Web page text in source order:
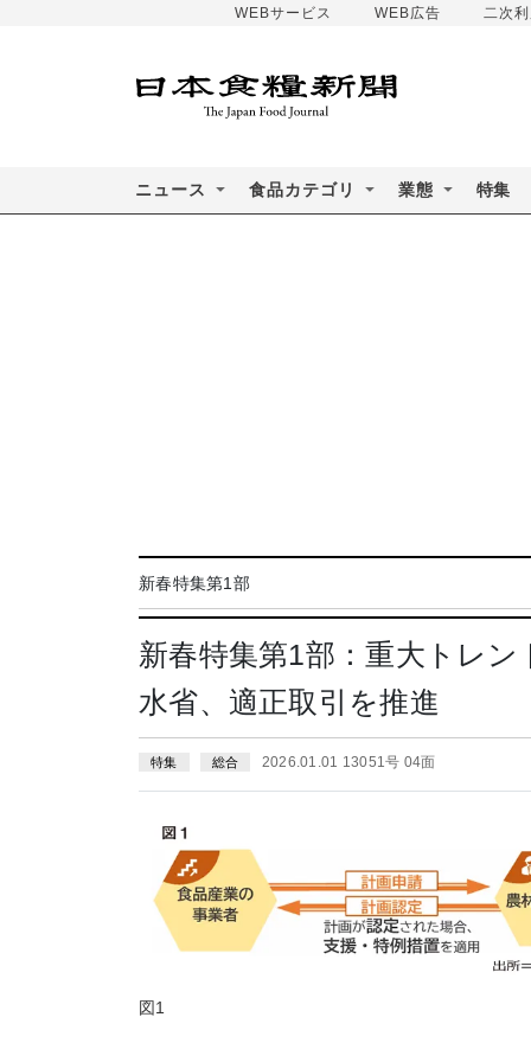
WEBサービス WEB広告 二次
ニュース 食品カテゴリ 業態 特集
新春特集第1部
新春特集第1部：重大トレ
水省、適正取引を推進
特集 総合 2026.01.01 13051号 04面
図1